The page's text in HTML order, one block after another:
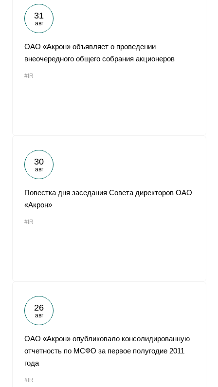
31
авг
ОАО «Акрон» объявляет о проведении
внеочередного общего собрания акционеров
#IR
30
авг
Повестка дня заседания Совета директоров ОАО
«Акрон»
#IR
26
авг
ОАО «Акрон» опубликовало консолидированную
отчетность по МСФО за первое полугодие 2011
года
#IR